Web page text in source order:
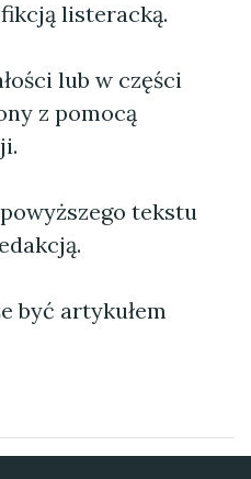
listeracką.
lub w części
z pomocą
tekstu
być artykułem